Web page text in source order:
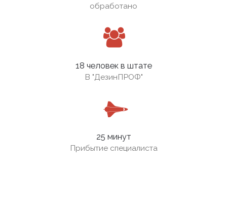
обработано
18 человек в штате
В "ДезинПРОФ"
25 минут
Прибытие специалиста